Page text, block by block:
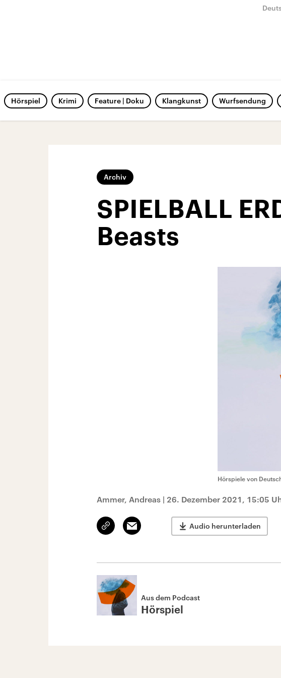
Hörspiel Krimi Feature | Doku Klangkunst Wurfsendung
Archiv
SPIELBALL
Beasts
Hörspiele von
Ammer, Andreas | 26. Dezember 2021, 15:05
Link
kopieren/teilen
Email Audio herunterladen
Aus dem Podcast
Hörspiel